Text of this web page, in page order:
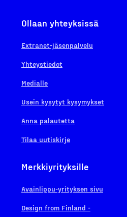
Ollaan yhteyksissä
Extranet-jäsenpalvelu
Yhteystiedot
Medialle
Usein kysytyt kysymykset
Anna palautetta
Tilaa uutiskirje
Merkkiyrityksille
Avainlippu-yrityksen sivu
Design from Finland -